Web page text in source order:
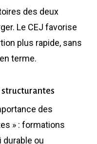
des deux
Le CEJ favorise
plus rapide, sans
terme.
structurantes
des
» : formations
durable ou